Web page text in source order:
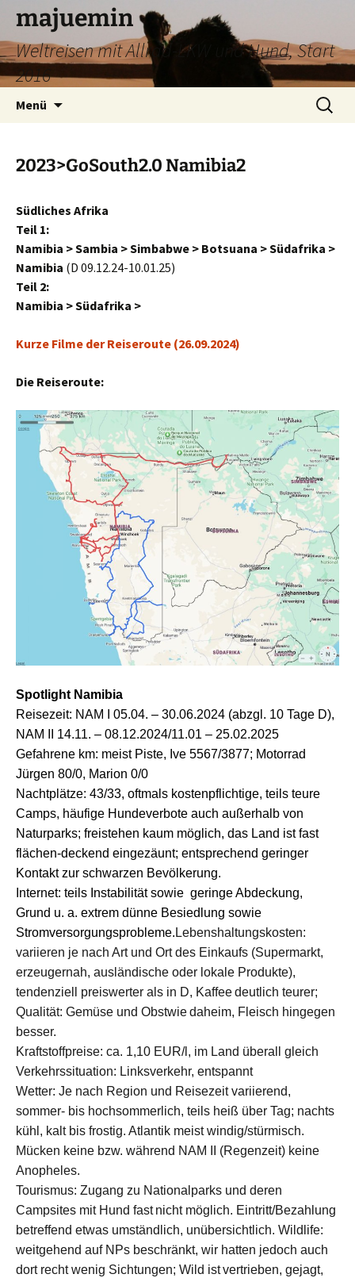
Zum
Inhalt
springen
majuemin
Weltreisen mit Allrad-LKW und Hund, Start
2016
Menü
Suchen
nach:
2023>GoSouth2.0 Namibia2
Südliches Afrika
Teil 1:
Namibia > Sambia > Simbabwe > Botsuana > Südafrika >
Namibia (D 09.12.24-10.01.25)
Teil 2:
Namibia > Südafrika >
Kurze Filme der Reiseroute (26.09.2024)
Die Reiseroute:
Spotlight Namibia
Reisezeit: NAM I 05.04. – 30.06.2024 (abzgl. 10 Tage D),
NAM II 14.11. – 08.12.2024/11.01 – 25.02.2025
Gefahrene km: meist Piste, Ive 5567/3877; Motorrad
Jürgen 80/0, Marion 0/0
Nachtp lätze: 43/33, oftmals kostenpflichtige, teils teure
Camps, häufige Hundeverbote auch außerhalb von
Naturparks; freistehen kaum möglich, das Land ist fast
flächen-deckend eingezäunt; entsprechend geringer
Kontakt zur schwarzen Bevölkerung.
Internet: teils Instabilitätsowie geringe Abdeckung,
Grund u. a. extrem dünne Besiedlung sowie
Stromversorgungsprobleme. Lebenshaltungskosten:
variieren je nach Art und Ort des Einkaufs (Supermarkt,
erzeugernah, ausländische oder lokale Produkte),
tendenziell
preiswerter als in D, Kaffeedeutlich teurer;
Qualität: Gemüse und Obstwiedaheim, Fleisch hingegen
besser.
Kraftstoffpreise: ca. 1,10 EUR/l, im Land überall gleich
Verkehrssituation: Linksverkehr, entspannt
Wetter: Je nach Region und Reisezeitvariierend,
sommer- bis hochsommerlich, teils heiß über Tag; nachts
kühl, kalt bis frostig. Atlantik meist windig/stürmisch.
Mücken keine bzw. während NAM II (Regenzeit) keine
Anopheles.
Tourismus: Zugang zu Nationalparks und deren
Campsites mit Hund fast nichtmöglich. Eintritt/Bezahlung
betreffend etwas umständlich, unübersichtlich. Wildlife:
weitgehend auf N Ps beschränkt, wir hatten jedoch auch
dort rechtwenig Sichtungen; Wild istvertrieben, gejagt,